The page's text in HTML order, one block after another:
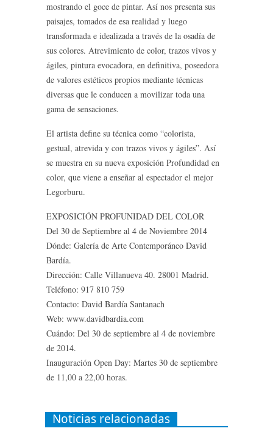
mostrando el goce de pintar. Así nos presenta sus
paisajes, tomados de esa realidad y luego
transformada e idealizada a través de la osadía de
sus colores. Atrevimiento de color, trazos vivos y
ágiles, pintura evocadora, en definitiva, poseedora
de valores estéticos propios mediante técnicas
diversas que le conducen a movilizar toda una
gama de sensaciones.
El artista define su técnica como “colorista,
gestual, atrevida y con trazos vivos y ágiles”. Así
se muestra en su nueva exposición Profundidad en
color, que viene a enseñar al espectador el mejor
Legorburu.
EXPOSICIÓN PROFUNIDAD DEL COLOR
Del 30 de Septiembre al 4 de Noviembre 2014
Dónde: Galería de Arte Contemporáneo David
Bardía.
Dirección: Calle Villanueva 40. 28001 Madrid.
Teléfono: 917 810 759
Contacto: David Bardía Santanach
Web: www.davidbardia.com
Cuándo: Del 30 de septiembre al 4 de noviembre
de 2014.
Inauguración Open Day: Martes 30 de septiembre
de 11,00 a 22,00 horas.
Noticias relacionadas